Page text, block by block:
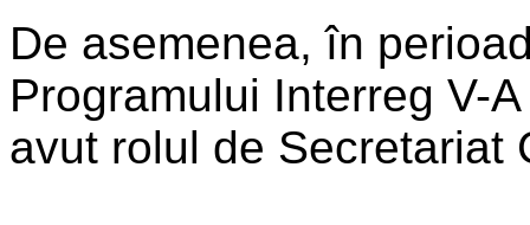
De asemenea, în
Programului Interreg V-
avut rolul de Secretariat